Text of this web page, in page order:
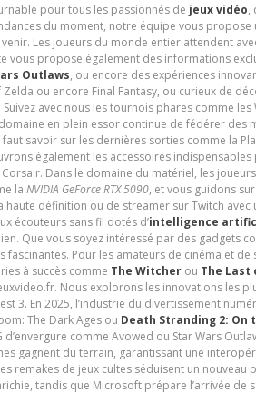
pour tous les passionnés de jeux vidéo,
du moment, notre équipe vous
Les joueurs du monde entier attendent
propose également des informations
Outlaws, ou encore des expériences
Zelda ou encore Final Fantasy, ou curieux de
avec nous les tournois phares comme les
en plein essor continue de fédérer des
savoir sur les dernières sorties comme la
également les accessoires
Dans le domaine du matériel, les
la NVIDIA GeForce RTX 5090, et vous guidons
haute définition ou de streamer sur Twitch avec
écouteurs sans fil dotés d’intelligence
Que vous soyez intéressé par des gadgets
fascinantes. Pour les amateurs de cinéma et
à succès comme The Witcherou The Last
Nous explorons les innovations les
3. En 2025, l’industrie du divertissement
The Dark Ages ou Death Stranding 2: On
d’envergure comme Avowed ou Star Wars
gagnent du terrain, garantissant une
remakes de jeux cultes séduisent un
tandis que Microsoft prépare l’arrivée de